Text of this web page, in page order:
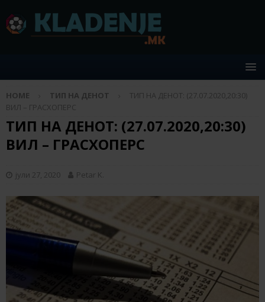
HOME ТИП НА ДЕНОТ
ТИП НА ДЕНОТ: (27.07.2020,20:30)
ВИЛ – ГРАСХОПЕРС
ТИП НА ДЕНОТ: (27.07.2020,20:30)
ВИЛ – ГРАСХОПЕРС
јули 27, 2020 Petar K.